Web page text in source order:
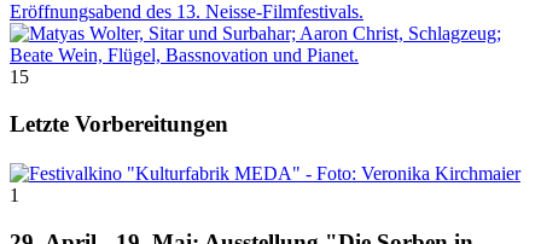
15
Letzte Vorbereitungen
1